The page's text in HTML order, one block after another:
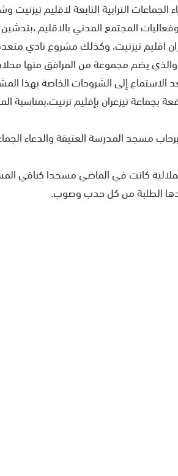
الترابية التابعة لاقليم
وفعاليات المجتمع المدني بالاقليم
اقليم تيزنيت، وكذلك مشروع نادي
يضم مجموعة من المرافق منها
إلى الشروحات الخاصة بهذا
بجماعة تيزغران بإقليم تزنيت،بمناسبة
مسجد المدرسة العتيقة والدعاء
كانت في الماضي مسجدا كباقي
الطلبة من كل حدب وصوب.